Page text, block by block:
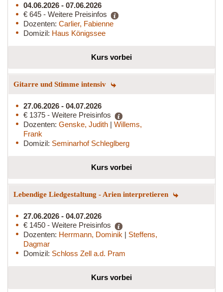
04.06.2026 - 07.06.2026
€ 645 - Weitere Preisinfos
Dozenten: Carlier, Fabienne
Domizil: Haus Königssee
Kurs vorbei
Gitarre und Stimme intensiv
27.06.2026 - 04.07.2026
€ 1375 - Weitere Preisinfos
Dozenten: Genske, Judith | Willems,
Frank
Domizil: Seminarhof Schleglberg
Kurs vorbei
Lebendige Liedgestaltung - Arien interpretieren
27.06.2026 - 04.07.2026
€ 1450 - Weitere Preisinfos
Dozenten: Herrmann, Dominik | Steffens,
Dagmar
Domizil: Schloss Zell a.d. Pram
Kurs vorbei